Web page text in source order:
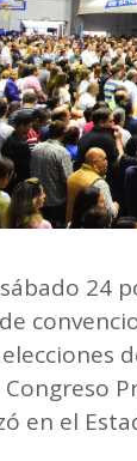
24
Congreso
en el